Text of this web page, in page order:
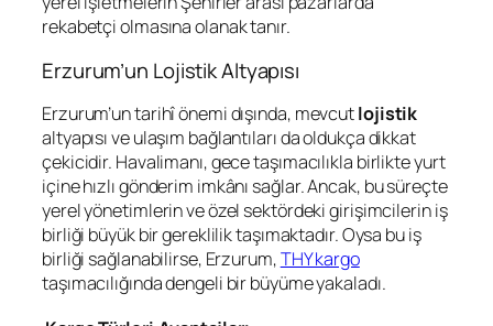
rekabetçi olmasına olanak tanır.
Erzurum’un Lojistik Altyapısı
Erzurum’un tarihî önemi dışında, mevcutlojistik
altyapısı ve ulaşım bağlantıları da oldukça dikkat
çekicidir. Havalimanı, gece taşımacılıkla birlikte yurt
içine hızlı gönderim imkânı sağlar. Ancak, bu süreçte
yerel yönetimlerin ve özel sektördeki girişimcilerin iş
birliği büyük bir gereklilik taşımaktadır. Oysa bu iş
birliği sağlanabilirse, Erzurum,THY kargo
taşımacılığında dengeli bir büyüme yakaladı.